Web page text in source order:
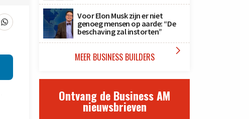
Voor Elon Musk zijn er niet
genoeg mensen op aarde: “De
beschaving zal instorten”
MEER BUSINESS BUILDERS 
Ontvang de Business AM
nieuwsbrieven